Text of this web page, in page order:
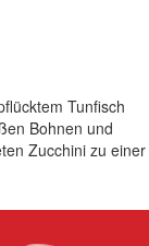
Tunfisch
Bohnen und
Zucchini zu einer